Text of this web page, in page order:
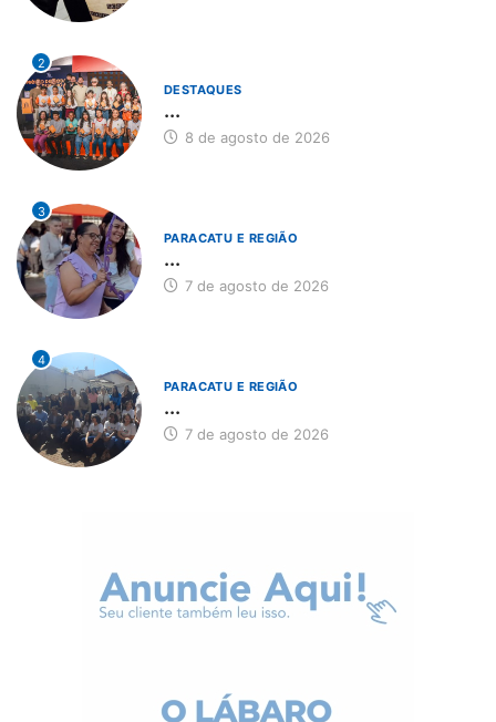
2
DESTAQUES
...
8 de agosto de 2026
3
PARACATU E REGIÃO
...
7 de agosto de 2026
4
PARACATU E REGIÃO
...
7 de agosto de 2026